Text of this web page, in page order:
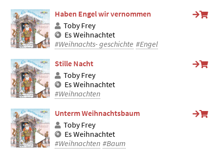
Haben Engel wir vernommen
Toby Frey
Es Weihnachtet
#Weihnachts- geschichte #Engel
Stille Nacht
Toby Frey
Es Weihnachtet
#Weihnachten
Unterm Weihnachtsbaum
Toby Frey
Es Weihnachtet
#Weihnachten #Baum